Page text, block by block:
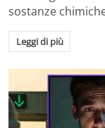
sostanze
Leggi di più